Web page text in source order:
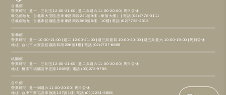
台北館
營業時間 | 週一、三到五12:00-21:00 | 週二與週六11:00-20:00 | 周日公休
敦化館地址 | 台北市大安區忠孝東路四段221號9樓（華新大樓） | 電話 (02)2778-0111
信義館地址 | 台北市信義區忠孝東路四段565號6樓、10樓 | 電話 (02)7755-2345
安和館
營業時間 | 週一 10:30-21:00 | 週二 12:00-21:00 | 週三與週四 10:00-20:00 | 週五與週六 10:00-19:00 | 周日公休
地址 | 台北市大安區信義路四段296號1樓 | 電話 (02)2707-6698
桃園館
營業時間 | 週一、三到五12:00-21:00 | 週二與週六11:00-20:00 | 周日公休
地址 | 桃園市桃園區中正路1065號 | 電話 (03)275-9789
台中館
營業時間 | 週一到週六11:00-20:00 | 周日公休
地址 | 台中市西屯區市政路137號1樓 | 電話 (04)2251-5656